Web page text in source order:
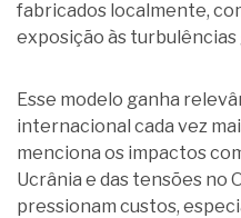
fabricados localmente,
exposição às turbulências
Esse modelo ganha
internacional cada vez
menciona os impactos
Ucrânia e das tensões no
pressionam custos,